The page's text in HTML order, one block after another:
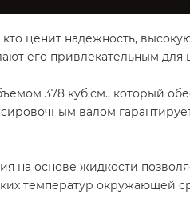
ценит надежность,
его привлекательным для
378 куб.см., который
валом
на основе жидкости
температур окружающей